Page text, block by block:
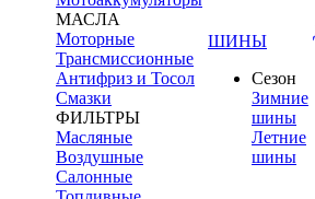
МАСЛА
Моторные
Трансмиссионные
Антифриз и Тосол
Смазки
ФИЛЬТРЫ
Масляные
Воздушные
Салонные
ШИНЫ
Сезон
Зимние
шины
Летние
шины